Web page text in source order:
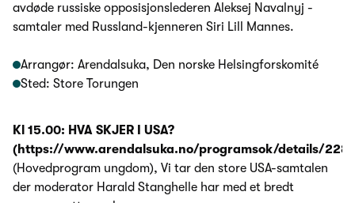
avdøde russiske opposisjonslederen Aleksej Navalnyj -
samtaler med Russland-kjenneren Siri Lill Mannes.
Arrangør: Arendalsuka, Den norske Helsingforskomité
Sted: Store Torungen
Kl 15.00: HVA SKJER I USA?
(https://www.arendalsuka.no/programsok/details/
(Hovedprogram ungdom), Vi tar den store USA-samtalen
der moderator Harald Stanghelle har med et bredt